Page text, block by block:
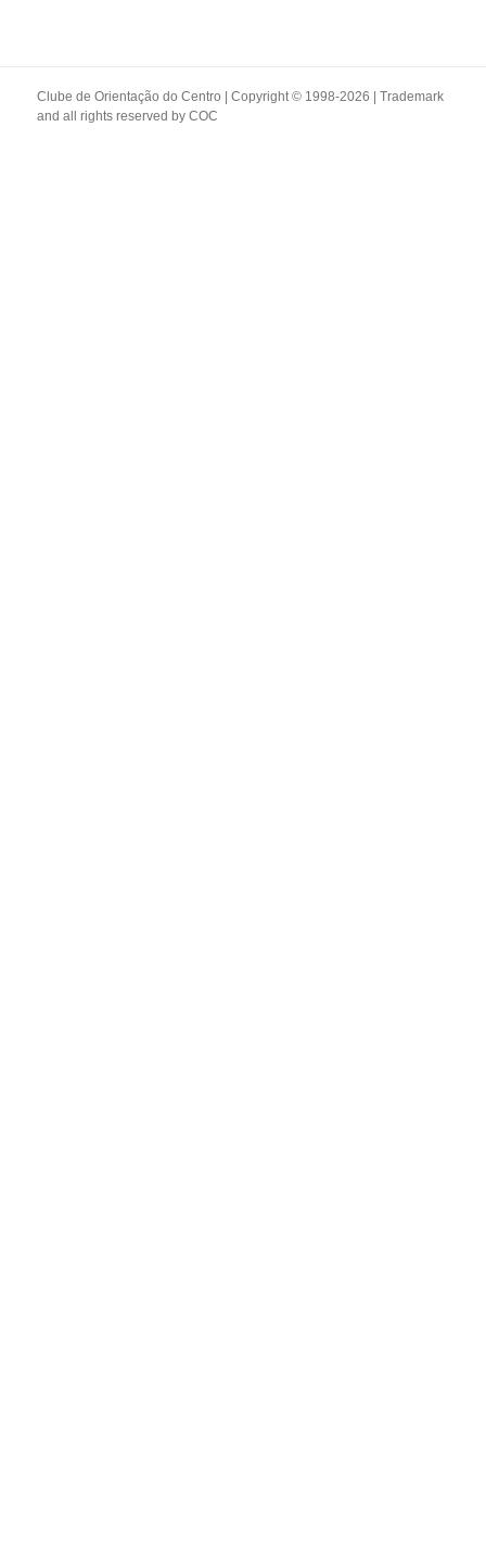
Clube de Orientação do Centro | Copyright © 1998-2026 | Trademark
and all rights reserved byCOC